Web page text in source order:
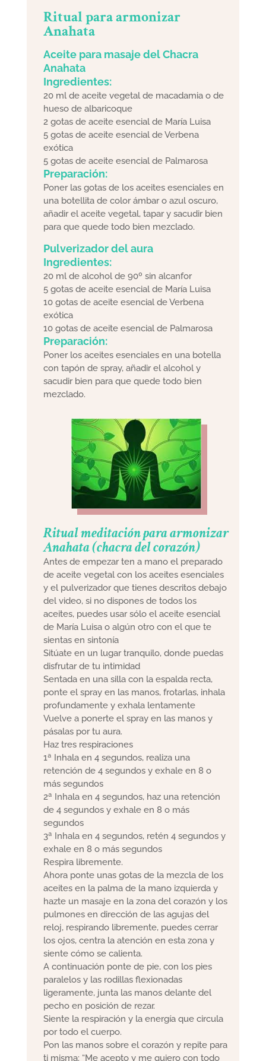
Ritual para armonizar
Anahata
Aceite para masaje del Chacra
Anahata
Ingredientes:
20 ml de aceite vegetal de macadamia o de
hueso de albaricoque
2 gotas de aceite esencial de María Luisa
5 gotas de aceite esencial de Verbena
exótica
5 gotas de aceite esencial de Palmarosa
Preparación:
Poner las gotas de los aceites esenciales en
una botellita de color ámbar o azul oscuro,
añadir el aceite vegetal, tapar y sacudir bien
para que quede todo bien mezclado.
Pulverizador del aura
Ingredientes:
20 ml de alcohol de 90º sin alcanfor
5 gotas de aceite esencial de María Luisa
10 gotas de aceite esencial de Verbena
exótica
10 gotas de aceite esencial de Palmarosa
Preparación:
Poner los aceites esenciales en una botella
con tapón de spray, añadir el alcohol y
sacudir bien para que quede todo bien
mezclado.
Ritual meditación para armonizar
Anahata (chacra del corazón)
Antes de empezar ten a mano el preparado
de aceite vegetal con los aceites esenciales
y el pulverizador que tienes descritos debajo
del video, si no dispones de todos los
aceites, puedes usar sólo el aceite esencial
de María Luisa o algún otro con el que te
sientas en sintonía
Sitúate en un lugar tranquilo, donde puedas
disfrutar de tu intimidad
Sentada en una silla con la espalda recta,
ponte el spray en las manos, frotarlas, inhala
profundamente y exhala lentamente
Vuelve a ponerte el spray en las manos y
pásalas por tu aura.
Haz tres respiraciones
1ª Inhala en 4 segundos, realiza una
retención de 4 segundos y exhale en 8 o
más segundos
2ª Inhala en 4 segundos, haz una retención
de 4 segundos y exhale en 8 o más
segundos
3ª Inhala en 4 segundos, retén 4 segundos y
exhale en 8 o más segundos
Respira libremente.
Ahora ponte unas gotas de la mezcla de los
aceites en la palma de la mano izquierda y
hazte un masaje en la zona del corazón y los
pulmones en dirección de las agujas del
reloj, respirando libremente, puedes cerrar
los ojos, centra la atención en esta zona y
siente cómo se calienta.
A continuación ponte de pie, con los pies
paralelos y las rodillas flexionadas
ligeramente, junta las manos delante del
pecho en posición de rezar.
Siente la respiración y la energía que circula
por todo el cuerpo.
Pon las manos sobre el corazón y repite para
ti misma: “Me acepto y me quiero con todo